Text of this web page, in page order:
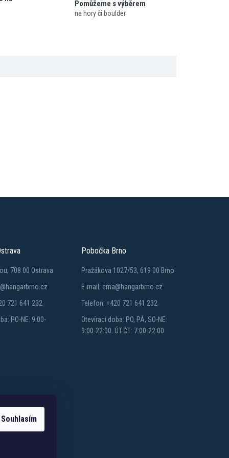
Souhlasím
Pomůžeme s výběrem
na hory či boulder
708 00 Ostrava
721 641 232
PO-NE: 9:00-
Pobočka Brno
Pražákova 1027/53, 619 00 Brno
E-mail: ema@hangarbrno.cz
Telefon: +420 721 641 232
Otevírací doba: PO, PÁ, SO-NE:
9:00-22:00. ÚT-ČT: 7:00-22:00